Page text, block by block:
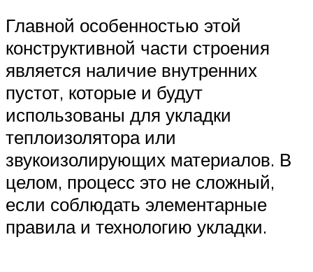
Главной особенностью этой
конструктивной части строения
является наличие внутренних
пустот, которые и будут
использованы для укладки
теплоизолятора или
звукоизолирующих материалов. В
целом, процесс это не сложный,
если соблюдать элементарные
правила и технологию укладки.